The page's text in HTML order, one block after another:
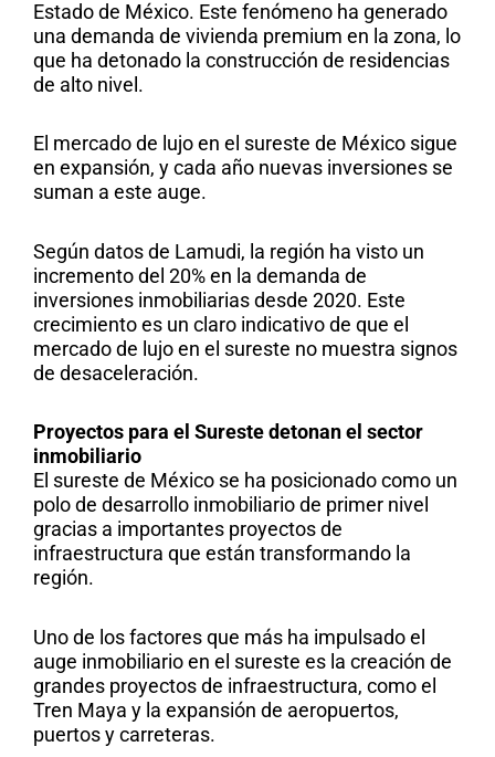
Estado de México. Este fenómeno ha generado
una demanda de vivienda premium en la zona, lo
que ha detonado la construcción de residencias
de alto nivel.
El mercado de lujo en el sureste de México sigue
en expansión, y cada año nuevas inversiones se
suman a este auge.
Según datos de Lamudi, la región ha visto un
incremento del 20% en la demanda de
inversiones inmobiliariasdesde 2020. Este
crecimiento es un claro indicativo de que el
mercado de lujo en el sureste no muestra signos
de desaceleración.
Proyectos para el Sureste detonan el sector
inmobiliario
El sureste de México se ha posicionado como un
polo de desarrollo inmobiliario de primer nivel
gracias a importantes proyectos de
infraestructura que están transformando la
región.
Uno de losfactores que más ha impulsado el
auge inmobiliario en el sureste es la creación de
grandes proyectos de infraestructura, como el
Tren Maya y la expansión de aeropuertos,
puertos y carreteras.